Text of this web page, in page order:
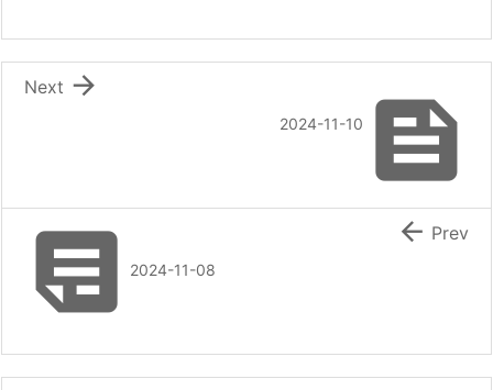

2024-11-10

Next
2024-11-08
 Prev